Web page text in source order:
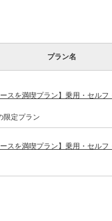
プラン名
ースを満喫プラン】乗用・セル
限定プラン
ースを満喫プラン】乗用・セル